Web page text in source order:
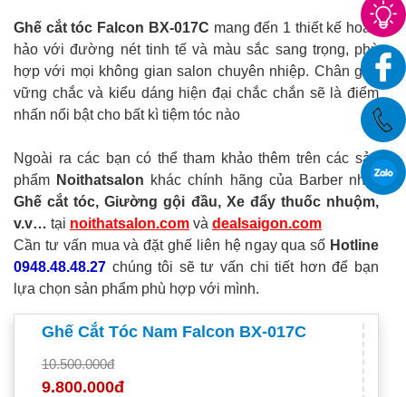
Ghế cắt tóc Falcon BX-017C mang đến 1 thiết kế hoàn
hảo với đường nét tinh tế và màu sắc sang trọng, phù
hợp với mọi không gian salon chuyên nhiệp. Chân ghế
vững chắc và kiểu dáng hiện đại chắc chắn sẽ là điểm
nhấn nổi bật cho bất kì tiệm tóc nào
Ngoài ra các bạn có thể tham khảo thêm trên các sản
phẩm Noithatsalon khác chính hãng của Barber như:
Ghế cắt tóc, Giường gội đầu, Xe đẩy thuốc nhuộm,
v.v… tại noithatsalon.com và dealsaigon.com
Cần tư vấn mua và đặt ghế liên hệ ngay qua số Hotline
0948.48.48.27 chúng tôi sẽ tư vấn chi tiết hơn để bạn
lựa chọn sản phẩm phù hợp với mình.
Ghế Cắt Tóc Nam Falcon BX-017C
10.500.000đ
9.800.000đ